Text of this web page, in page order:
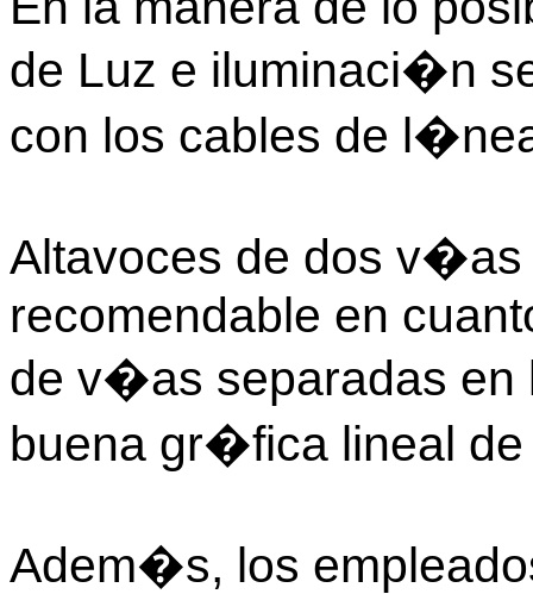
de Luz e iluminaci�n
con los cables de
Altavoces de dos v�as
recomendable en
de v�as separadas en
buena gr�fica lineal
Adem�s, los